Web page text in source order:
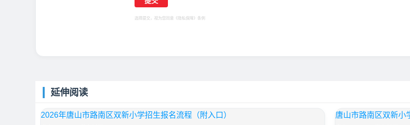
选择提交，视为您同意 《隐私保障》 条例
延伸阅读
2026年唐山市路南区双新小学招生报名流程（附入口） 唐山市路南区双新小